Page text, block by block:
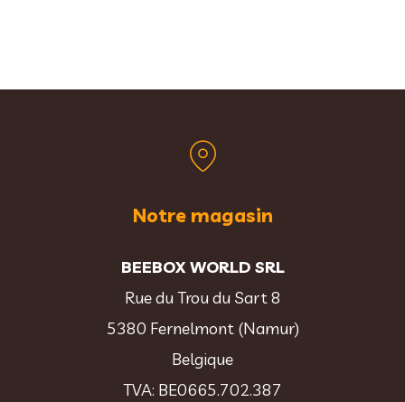
Notre magasin
BEEBOX WORLD SRL
Rue du Trou du Sart 8
5380 Fernelmont (Namur)
Belgique
TVA: BE0665.702.387